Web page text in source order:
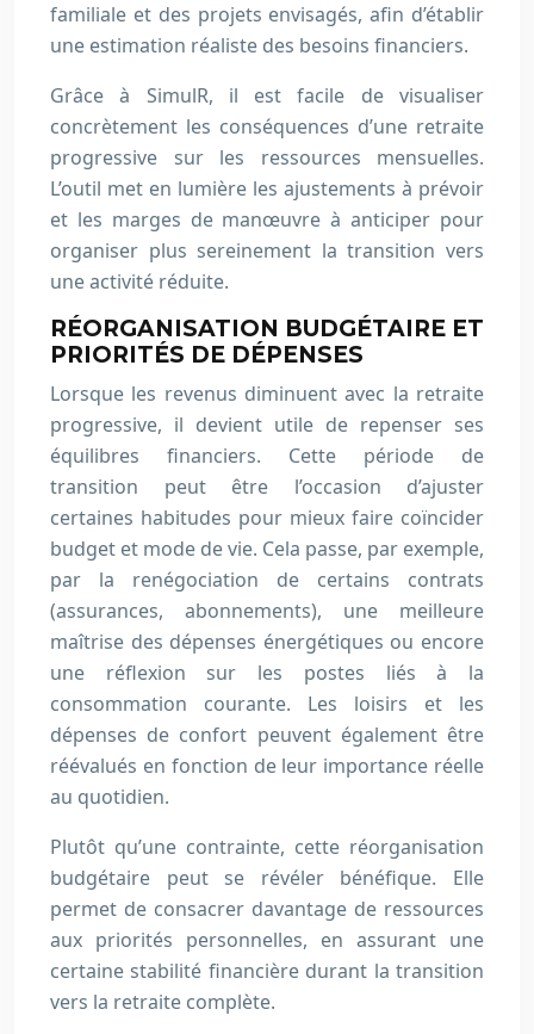
familiale et des projets envisagés, afin d’établir
une estimation réaliste des besoins financiers.
Grâce à SimulR, il est facile de visualiser
concrètement les conséquences d’une retraite
progressive sur les ressources mensuelles.
L’outil met en lumière les ajustements à prévoir
et les marges de manœuvre à anticiper pour
organiser plus sereinement la transition vers
une activité réduite.
RÉORGANISATION BUDGÉTAIRE ET
PRIORITÉS DE DÉPENSES
Lorsque les revenus diminuent avec la retraite
progressive, il devient utile de repenser ses
équilibres financiers. Cette période de
transition peut être l’occasion d’ajuster
certaines habitudes pour mieux faire coïncider
budget et mode de vie. Cela passe, par exemple,
par la renégociation de certains contrats
(assurances, abonnements), une meilleure
maîtrise des dépenses énergétiques ou encore
une réflexion sur les postes liés à la
consommation courante. Les loisirs et les
dépenses de confort peuvent également être
réévalués en fonction de leur importance réelle
au quotidien.
Plutôt qu’une contrainte, cette réorganisation
budgétaire peut se révéler bénéfique. Elle
permet de consacrer davantage de ressources
aux priorités personnelles, en assurant une
certaine stabilité financière durant la transition
vers la retraite complète.